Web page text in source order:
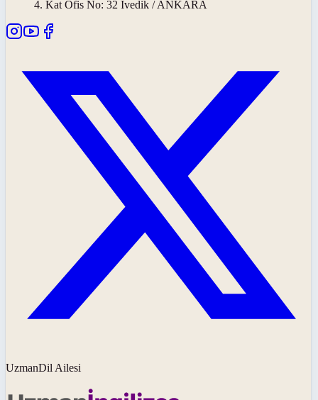
4. Kat Ofis No: 32 İvedik / ANKARA
UzmanDil Ailesi